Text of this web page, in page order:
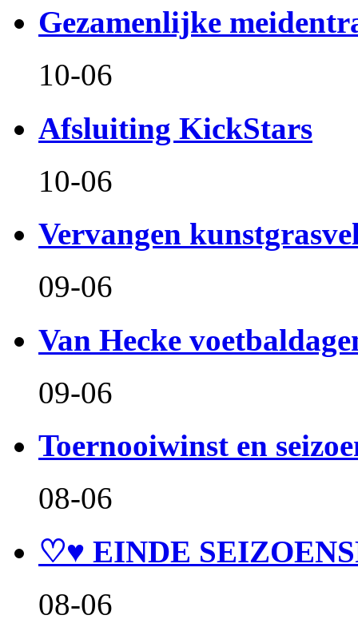
Gezamenlijke
10-06
Afsluiting KickStars
10-06
Vervangen
09-06
Van Hecke
09-06
Toernooiwinst en
08-06
♡♥ EINDE
08-06